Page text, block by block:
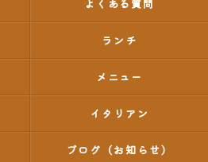
よくある質問
ランチ
メニュー
イタリアン
ブログ（お知らせ）